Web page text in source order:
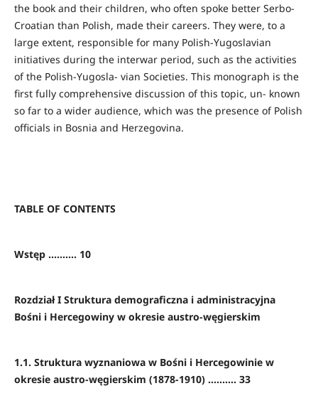
the book and their children, who often spoke better Serbo-
Croatian than Polish, made their careers. They were, to a
large extent, responsible for many Polish-Yugoslavian
initiatives during the interwar period, such as the activities
of the Polish-Yugosla- vian Societies. This monograph is the
first fully comprehensive discussion of this topic, un- known
so far to a wider audience, which was the presence of Polish
officials in Bosnia and Herzegovina.
TABLE OF CONTENTS
Wstęp .......... 10
Rozdział I Struktura demograficzna i administracyjna
Bośni i Hercegowiny w okresie austro-węgierskim
1.1. Struktura wyznaniowa w Bośni i Hercegowinie w
okresie austro-węgierskim (1878-1910) .......... 33